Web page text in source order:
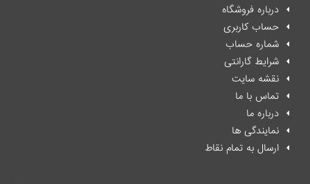
درباره فروشگاه
حساب کاربری
شماره حساب
شرایط گارانتی
نقشه سایت
تماس با ما
درباره ما
نمایندگی ها
ارسال به تمام نقاط